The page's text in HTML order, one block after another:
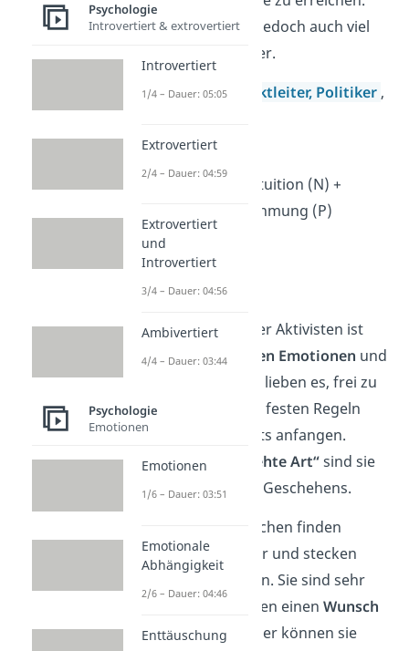
Dafür verlangen sie jedoch auch viel
von ihrem Gegenüber.
Arbeitsfelder:Projektleiter, Politiker ,
Extraversion (E) + Intuition (N) +
Fühlen (F) + Wahrnehmung (P)
→ unabhängig
→ enthusiastisch
→ sensibel
Die Persönlichkeit der Aktivisten ist
geprägt vonpositiven Emotionen und
Unabhängigkeit
. Sie lieben es, frei zu
sein und können mit festen Regeln
und Strukturen nichts anfangen.
Durch ihre„abgedrehte Art“sind sie
der Hingucker jedes Geschehens.
Einen Grund zum Lachen finden
Protagonisten immer und stecken
andere damit gern an. Sie sind sehr
und haben einen Wunsch
nach Harmonie . Daher können sie
Psychologie
Introvertiert & extrovertiert
Introvertiert
1/4 – Dauer: 05:05
Extrovertiert
2/4 – Dauer: 04:59
Extrovertiert
und
Introvertiert
3/4 – Dauer: 04:56
Ambivertiert
4/4 – Dauer: 03:44
Psychologie
Emotionen
Emotionen
1/6 – Dauer: 03:51
Emotionale
Abhängigkeit
2/6 – Dauer: 04:46
Enttäuschung